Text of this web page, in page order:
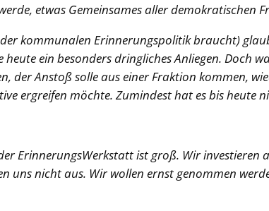
etwas Gemeinsames aller demokratischen
kommunalen Erinnerungspolitik braucht)
ein besonders dringliches Anliegen. Doch
der Anstoß solle aus einer Fraktion kommen,
ergreifen möchte. Zumindest hat es bis heute
ErinnerungsWerkstatt ist groß. Wir investieren
uns nicht aus. Wir wollen ernst genommen